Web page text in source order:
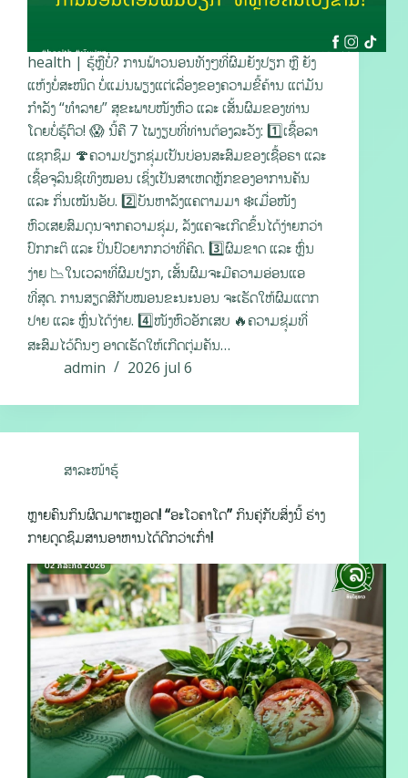
health | ຮູ້ຫຼືບໍ່? ການຟ້າວນອນທັງໆທີ່ຜົມຍັງປຽກ ຫຼື ຍັງ
ແຫ້ງບໍ່ສະໜິດ ບໍ່ແມ່ນພຽງແຕ່ເລື່ອງຂອງຄວາມຂີ້ຄ້ານ ແຕ່ມັນ
ກຳລັງ “ທຳລາຍ” ສຸຂະພາບໜັງຫົວ ແລະ ເສັ້ນຜົມຂອງທ່ານ
ໂດຍບໍ່ຮູ້ຕົວ! 😱 ນີ້ຄື 7 ໄພງຽບທີ່ທ່ານຕ້ອງລະວັງ: 1️⃣ເຊື້ອລາ
ແຊກຊຶມ 🍄ຄວາມປຽກຊຸ່ມເປັນບ່ອນສະສົມຂອງເຊື້ອຣາ ແລະ
ເຊື້ອຈຸລິນຊີເທິງໝອນ ເຊິ່ງເປັນສາເຫດຫຼັກຂອງອາການຄັນ
ແລະ ກິ່ນເໝັນອັບ. 2️⃣ບັນຫາລັງແຄຕາມມາ ❄️ເມື່ອໜັງ
ຫົວເສຍສົມດຸນຈາກຄວາມຊຸ່ມ, ລັງແຄຈະເກີດຂຶ້ນໄດ້ງ່າຍກວ່າ
ປົກກະຕິ ແລະ ປິ່ນປົວຍາກກວ່າທີ່ຄິດ. 3️⃣ຜົມຂາດ ແລະ ຫຼົ່ນ
ງ່າຍ 📉ໃນເວລາທີ່ຜົມປຽກ, ເສັ້ນຜົມຈະມີຄວາມອ່ອນແອ
ທີ່ສຸດ. ການສຽດສີກັບໝອນຂະນະນອນ ຈະເຮັດໃຫ້ຜົມແຕກ
ປາຍ ແລະ ຫຼົ່ນໄດ້ງ່າຍ. 4️⃣ໜັງຫົວອັກເສບ 🔥ຄວາມຊຸ່ມທີ່
ສະສົມໄວ້ດົນໆ ອາດເຮັດໃຫ້ເກີດຕຸ່ມຄັນ…
admin
2026 jul 6
ສາລະໜ້າຮູ້
ຫຼາຍຄົນກິນຜິດມາຕະຫຼອດ! “ອະໂວຄາໂດ” ກິນຄູ່ກັບສິ່ງນີ້ ຮ່າງ
ກາຍດູດຊຶມສານອາຫານໄດ້ດີກວ່າເກົ່າ!